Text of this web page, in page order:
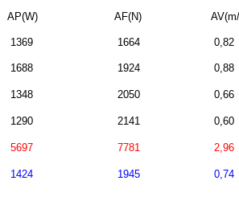
AP(W) AF(N)
1369 1664 0,82
1688 1924 0,88
1348 2050 0,66
1290 2141 0,60
5697 7781 2,96
1424 1945 0,74